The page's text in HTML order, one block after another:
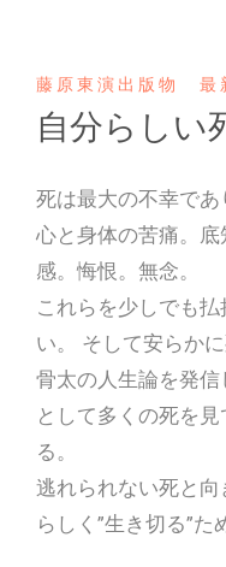
藤原東演出版物 最
自分らしい
死は最大の不幸であ
心と身体の苦痛。
感。悔恨。無念。
これらを少しでも
い。 そして安らかに
骨太の人生論を発
として多くの死を
る。
逃れられない死と
らしく”生き切る”た